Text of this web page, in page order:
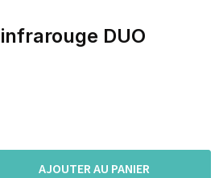
DUO
AJOUTER AU PANIER